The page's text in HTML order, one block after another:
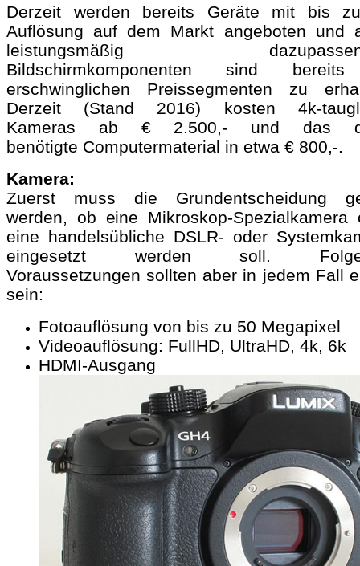
Derzeit werden bereits Geräte mit bis
Auflösung auf dem Markt angeboten und
leistungsmäßig
Bildschirmkomponenten sind
erschwinglichen Preissegmenten zu
Derzeit (Stand 2016) kosten 4k-
Kameras ab € 2.500,- und das
benötigte Computermaterial in etwa € 800,-.
Kamera:
Zuerst muss die Grundentscheidung
werden, ob eine Mikroskop-Spezialkamera
eine handelsübliche DSLR- oder
eingesetzt werden soll.
Voraussetzungen sollten aber in jedem Fall
sein:
Fotoauflösung von bis zu 50 Megapixel
Videoauflösung: FullHD, UltraHD, 4k, 6k
HDMI-Ausgang